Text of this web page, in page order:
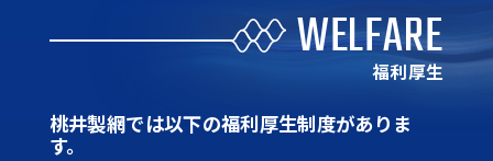
WELFARE
福利厚生
桃井製網では以下の福利厚生制度がありま
す。